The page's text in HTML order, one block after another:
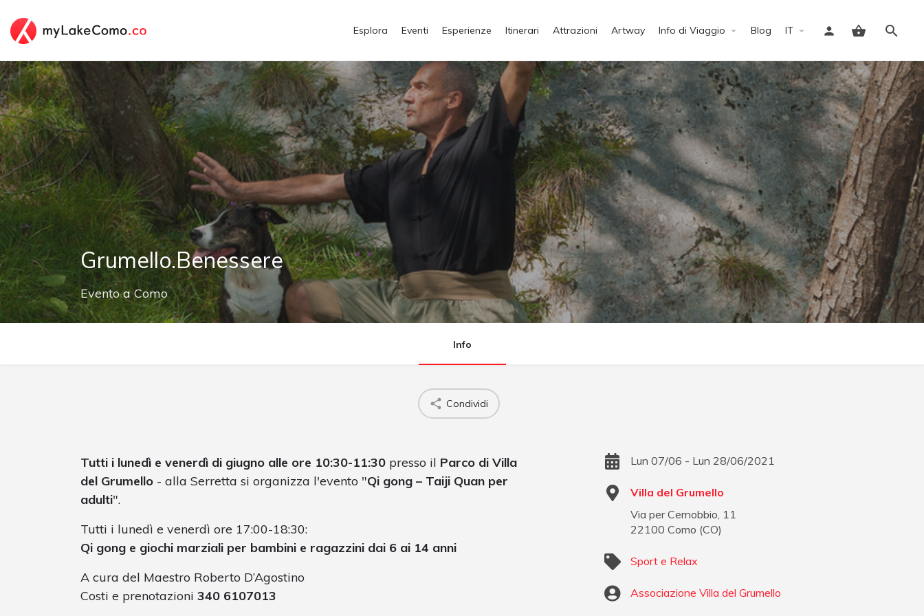
Esplora Eventi Esperienze Itinerari Attrazioni Artway Info di Viaggio Blog IT
Accedi
Grumello.Benessere
EventoaComo
Info
Condividi
Tutti i lunedì e venerdì di giugno alle ore 10:30-11:30 presso il Parco di Villa
del Grumello - alla Serretta si organizza l'evento "Qi gong – Taiji Quan per
adulti".
Tutti i lunedì e venerdì ore 17:00-18:30:
Qi gong e giochi marziali per bambini e ragazzini dai 6 ai 14 anni
A cura del Maestro Roberto D’Agostino
Costi e prenotazioni 340 6107013
Lun 07/06 - Lun 28/06/2021
Villa del Grumello
Via per Cernobbio, 11
22100 Como (CO)
Sport e Relax
Associazione Villa del Grumello